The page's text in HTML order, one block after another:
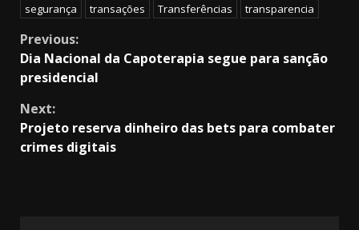
segurança
transações Transferências transparencia
Continue
Reading
Previous:
Dia Nacional da Capoterapia segue para sanção
presidencial
Next:
Projeto reserva dinheiro das bets para combater
crimes digitais